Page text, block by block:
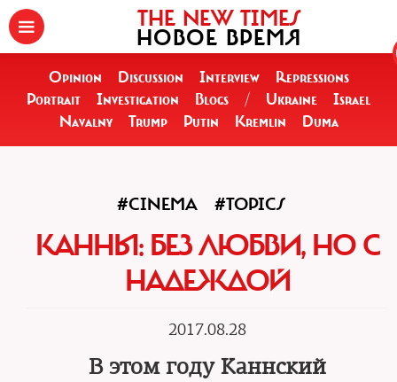
THE NEW TIMES
НОВОЕ ВРЕМЯ
Opinion Discussion Interview
Repressions
Portrait
Investigation Blogs / Ukraine
Israel
Navalny
Trump Putin Kremlin Duma
#CINEMA #TOPICS
КАННЫ: БЕЗ ЛЮБВИ, НО С
НАДЕЖДОЙ
2017.08.28
В этом году Каннский